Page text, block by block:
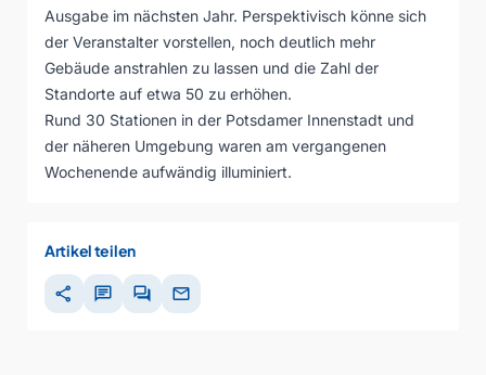
Ausgabe im nächsten Jahr. Perspektivisch könne sich
der Veranstalter vorstellen, noch deutlich mehr
Gebäude anstrahlen zu lassen und die Zahl der
Standorte auf etwa 50 zu erhöhen.
Rund 30 Stationen in der Potsdamer Innenstadt und
der näheren Umgebung waren am vergangenen
Wochenende aufwändig illuminiert.
Artikel teilen
share chat forum mail